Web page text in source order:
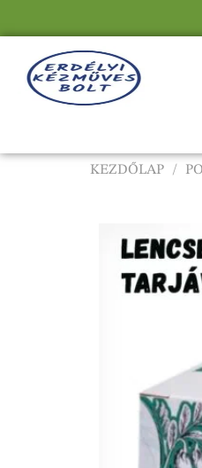
KEZDŐLAP /